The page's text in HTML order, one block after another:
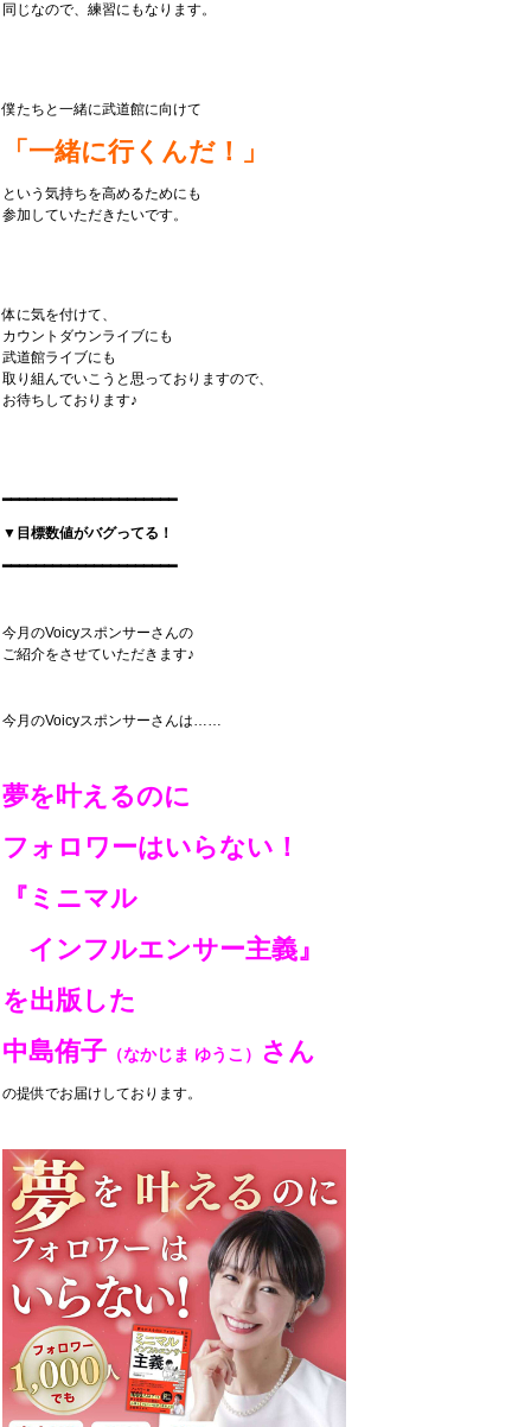
同じなので、練習にもなります。
僕たちと一緒に武道館に向けて
「一緒に行くんだ！」
という気持ちを高めるためにも
参加していただきたいです。
体に気を付けて、
カウントダウンライブにも
武道館ライブにも
取り組んでいこうと思っておりますので、
お待ちしております♪
━━━━━━━━━━━━━━━━━━━━━
▼目標数値がバグってる！
━━━━━━━━━━━━━━━━━━━━━
今月のVoicyスポンサーさんの
ご紹介をさせていただきます♪
今月のVoicyスポンサーさんは……
夢を叶えるのに
フォロワーはいらない！
『ミニマル
インフルエンサー主義』
を出版した
中島侑子 （なかじま ゆうこ） さん
の提供でお届けしております。